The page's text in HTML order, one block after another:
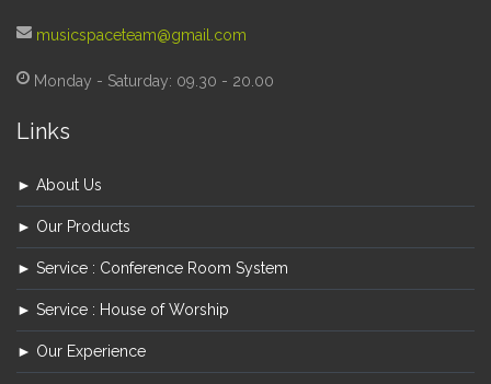
musicspaceteam@gmail.com
Monday - Saturday: 09.30 - 20.00
Links
► About Us
► Our Products
► Service : Conference Room System
► Service : House of Worship
► Our Experience